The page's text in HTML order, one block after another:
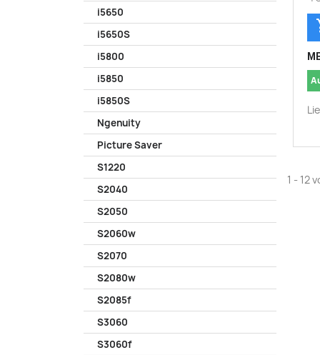
i5650
i5650S
i5800
i5850
i5850S
Ngenuity
Picture Saver
S1220
S2040
S2050
S2060w
S2070
S2080w
S2085f
S3060
S3060f
1 - 12